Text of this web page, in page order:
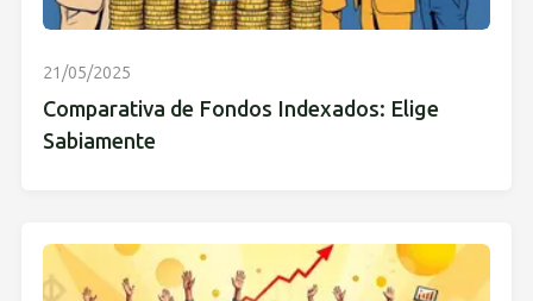
21/05/2025
Comparativa de Fondos Indexados: Elige
Sabiamente